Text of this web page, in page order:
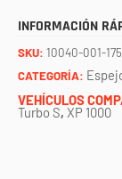
INFORMACIÓN
SKU: 10040-001-175
CATEGORÍA:
VEHÍCULOS
Turbo S, XP 1000